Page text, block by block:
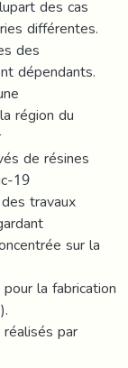
des cas
différentes.
des
dépendants.
région du
de résines
19
travaux
sur la
la fabrication
par